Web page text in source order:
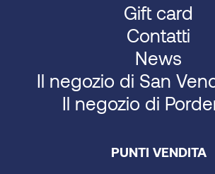
Gift card
Contatti
News
Il negozio di San
Il negozio di
PUNTI VENDITA